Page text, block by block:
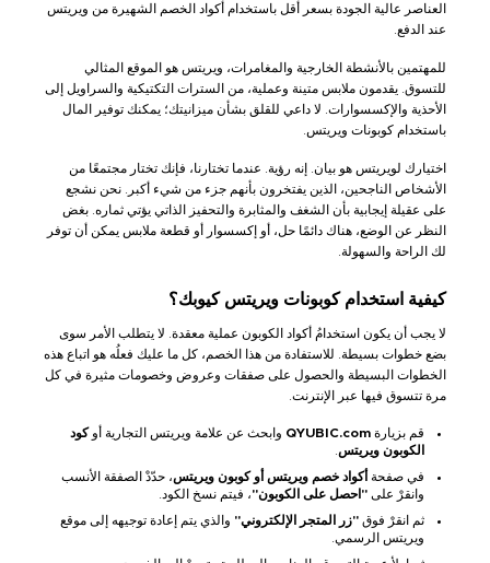
العناصر عالية الجودة بسعر أقل باستخدام أكواد الخصم الشهيرة من ويريتس
عند الدفع.
للمهتمين بالأنشطة الخارجية والمغامرات، ويريتس هو الموقع المثالي
للتسوق. يقدمون ملابس متينة وعملية، من السترات التكتيكية والسراويل إلى
الأحذية والإكسسوارات. لا داعي للقلق بشأن ميزانيتك؛ يمكنك توفير المال
باستخدام كوبونات ويريتس.
اختيارك لويريتس هو بيان. إنه رؤية. عندما تختارنا، فإنك تختار مجتمعًا من
الأشخاص الناجحين، الذين يفتخرون بأنهم جزء من شيء أكبر. نحن نشجع
على عقيلة إيجابية بأن الشغف والمثابرة والتحفيز الذاتي يؤتي ثماره. بغض
النظر عن الوضع، هناك دائمًا حل، أو إكسسوار أو قطعة ملابس يمكن أن توفر
لك الراحة والسهولة.
كيفية استخدام كوبونات ويريتس كيوبك؟
لا يجب أن يكون استخدامُ أكواد الكوبون عملية معقدة. لا يتطلب الأمر سوى
بضع خطوات بسيطة. للاستفادة من هذا الخصم، كل ما عليك فعلُه هو اتباع هذه
الخطوات البسيطة والحصول على صفقات وعروض وخصومات مثيرة في كل
مرة تتسوق فيها عبر الإنترنت.
قم بزيارة QYUBIC.com وابحث عن علامة ويريتس التجارية أوكود
الكوبون ويريتس
في صفحة أكواد خصم ويريتس أو كوبون ويريتس، حدّدْ الصفقة الأنسب
وانقرْ على "احصل على الكوبون"، فيتم نسخ الكود.
ثم انقرْ فوق "زر المتجر الإلكتروني" والذي يتم إعادة توجيهه إلى موقع
ويريتس الرسمي.